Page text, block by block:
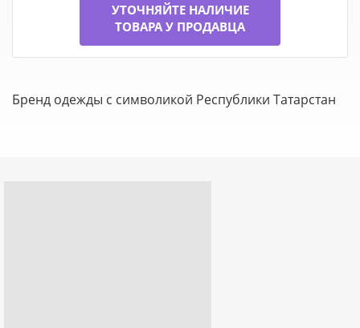
УТОЧНЯЙТЕ НАЛИЧИЕ
ТОВАРА У ПРОДАВЦА
Бренд одежды с символикой Республики Татарстан